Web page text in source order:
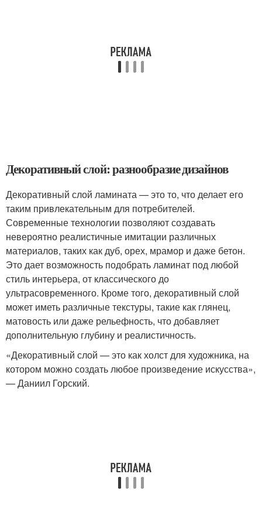
Декоративный слой: разнообразие дизайнов
Декоративный слой ламината — это то, что делает его
таким привлекательным для потребителей.
Современные технологии позволяют создавать
невероятно реалистичные имитации различных
материалов, таких как дуб, орех, мрамор и даже бетон.
Это дает возможность подобрать ламинат под любой
стиль интерьера, от классического до
ультрасовременного. Кроме того, декоративный слой
может иметь различные текстуры, такие как глянец,
матовость или даже рельефность, что добавляет
дополнительную глубину и реалистичность.
«Декоративный слой — это как холст для художника, на
котором можно создать любое произведение искусства»,
— Даниил Горский.